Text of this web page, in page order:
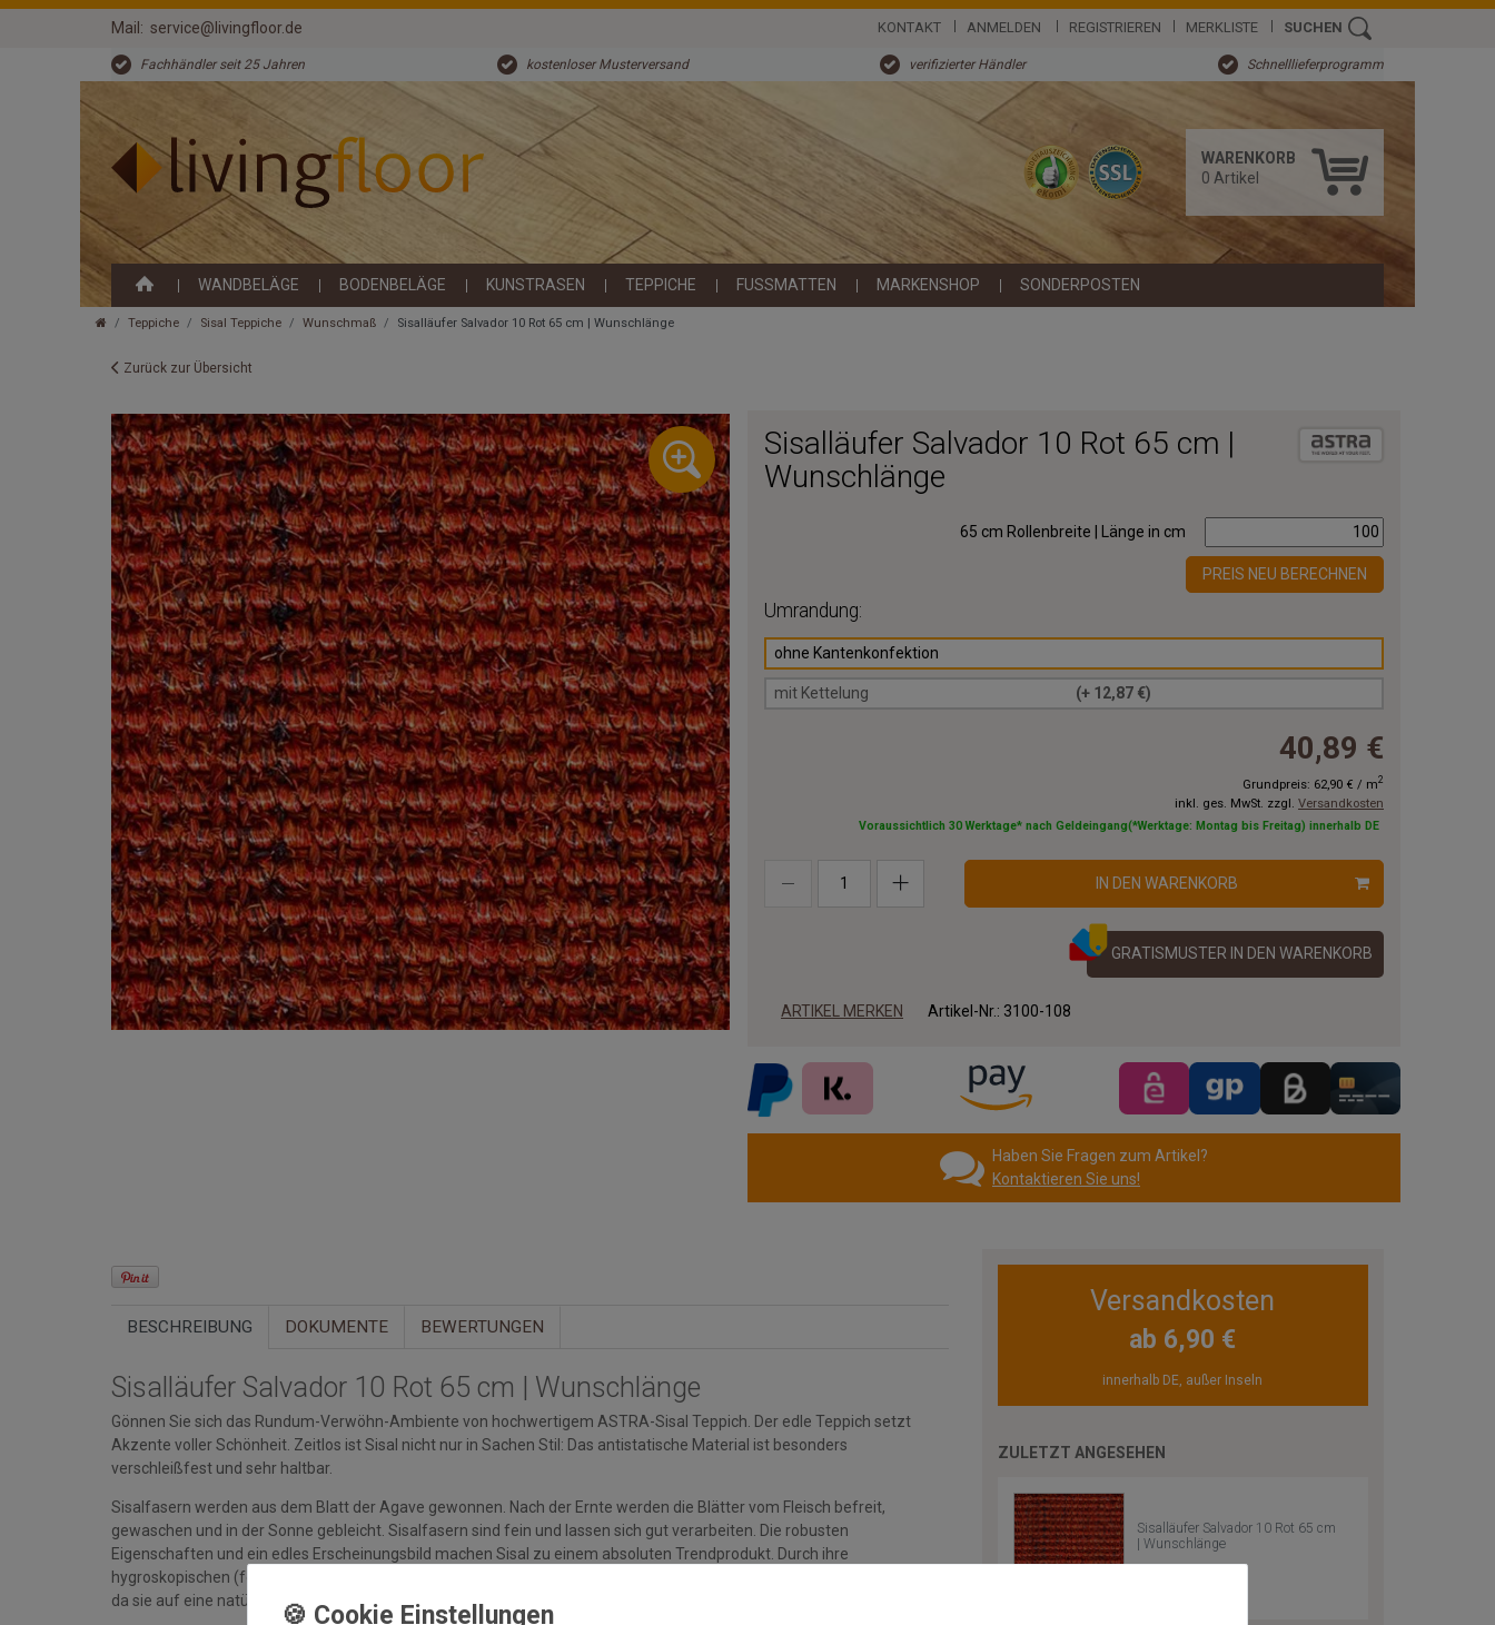
Mail: service@livingfloor.de KONTAKT ANMELDEN REGISTRIEREN MERKLISTE SUCHEN
Fachhändler seit 25 Jahren kostenloser Musterversand verifizierter Händler Schnelllieferprogramm
WARENKORB
0 Artikel
WANDBELÄGE BODENBELÄGE KUNSTRASEN TEPPICHE FUSSMATTEN MARKENSHOP SONDERPOSTEN
Teppiche Sisal Teppiche Wunschmaß Sisalläufer Salvador 10 Rot 65 cm | Wunschlänge
Zurück zur Übersicht
Sisalläufer Salvador 10 Rot 65 cm |
Wunschlänge
65 cm Rollenbreite | Länge in cm
PREIS NEU BERECHNEN
Umrandung:
ohne Kantenkonfektion
mit Kettelung (+ 12,87 €)
40,89 €
Grundpreis: 62,90 € / m2
inkl. ges. MwSt. zzgl. Versandkosten
Voraussichtlich 30 Werktage* nach Geldeingang(*Werktage: Montag bis Freitag) innerhalb DE
IN DEN WARENKORB
GRATISMUSTER IN DEN WARENKORB
ARTIKEL MERKEN Artikel-Nr.: 3100-108
Haben Sie Fragen zum Artikel?
Kontaktieren Sie uns!
BESCHREIBUNG DOKUMENTE BEWERTUNGEN
Sisalläufer Salvador 10 Rot 65 cm | Wunschlänge
Gönnen Sie sich das Rundum-Verwöhn-Ambiente von hochwertigem ASTRA-Sisal Teppich. Der edle Teppich setzt
Akzente voller Schönheit. Zeitlos ist Sisal nicht nur in Sachen Stil: Das antistatische Material ist besonders
verschleißfest und sehr haltbar.
Sisalfasern werden aus dem Blatt der Agave gewonnen. Nach der Ernte werden die Blätter vom Fleisch befreit,
gewaschen und in der Sonne gebleicht. Sisalfasern sind fein und lassen sich gut verarbeiten. Die robusten
Eigenschaften und ein edles Erscheinungsbild machen Sisal zu einem absoluten Trendprodukt. Durch ihre
hygroskopischen (feuchtigkeitsbindenden) Eigenschaften sorgen Sisalfasern außerdem für ein wohngesundes Klima,
da sie auf eine natürliche Weise die Raumverhältnisse regulieren.
Versandkosten
ab 6,90 €
innerhalb DE, außer Inseln
ZULETZT ANGESEHEN
Sisalläufer Salvador 10 Rot 65 cm
| Wunschlänge